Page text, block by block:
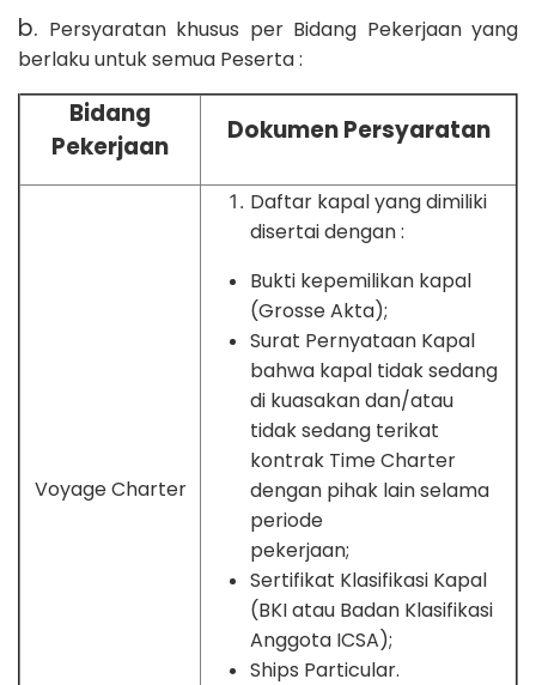
b. Persyaratan khusus per Bidang Pekerjaan yang
berlaku untuk semua Peserta :
Bidang
Pekerjaan
Dokumen Persyaratan
Voyage Charter
Daftar kapal yang dimiliki
disertai dengan :
Bukti kepemilikan kapal
(Grosse Akta);
Surat Pernyataan Kapal
bahwa kapal tidak sedang
di kuasakan dan/atau
tidak sedang terikat
kontrak Time Charter
dengan pihak lain selama
periode
pekerjaan;
Sertifikat Klasifikasi Kapal
(BKI atau Badan Klasifikasi
Anggota ICSA);
Ships Particular.